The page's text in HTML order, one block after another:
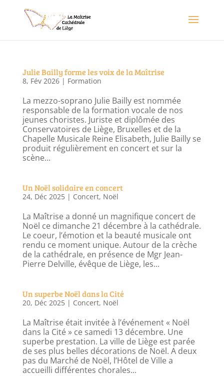
Julie Bailly forme les voix de la Maîtrise
8, Fév 2026| Formation
La mezzo-soprano Julie Bailly est nommée
responsable de la formation vocale de nos
jeunes choristes. Juriste et diplômée des
Conservatoires de Liège, Bruxelles et de la
Chapelle Musicale Reine Elisabeth, Julie Bailly se
produit régulièrement en concert et sur la
scène...
Un Noël solidaire en concert
24, Déc 2025| Concert, Noël
La Maîtrise a donné un magnifique concert de
Noël ce dimanche 21 décembre à la cathédrale.
Le coeur, l’émotion et la beauté musicale ont
rendu ce moment unique. Autour de la crèche
de la cathédrale, en présence de Mgr Jean-
Pierre Delville, évêque de Liège, les...
Un superbe Noël dans la Cité
20, Déc 2025| Concert, Noël
La Maîtrise était invitée à l’événement « Noël
dans la Cité » ce samedi 13 décembre. Une
superbe prestation. La ville de Liège est parée
de ses plus belles décorations de Noël. A deux
pas du Marché de Noël, l’Hôtel de Ville a
accueilli différentes chorales...